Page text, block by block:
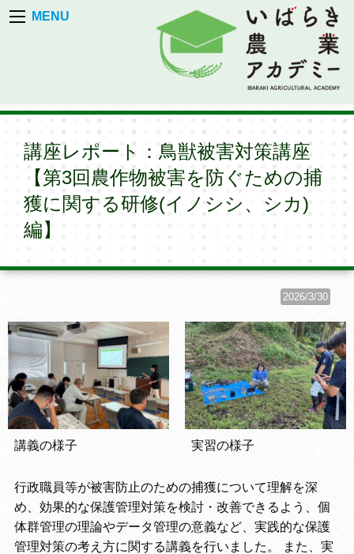
MENU
講座レポート：鳥獣被害対策講座
【第3回農作物被害を防ぐための捕
獲に関する研修(イノシシ、シカ)
編】
2026/3/30
講義の様子 実習の様子
行政職員等が被害防止のための捕獲について理解を深
め、効果的な保護管理対策を検討・改善できるよう、個
体群管理の理論やデータ管理の意義など、実践的な保護
管理対策の考え方に関する講義を行いました。 また、実